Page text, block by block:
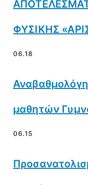
ΦΥΣΙΚΗΣ
06.18
μαθητών
06.15